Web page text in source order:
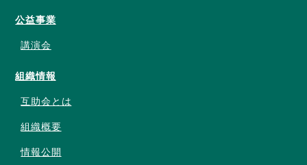
公益事業
講演会
組織情報
互助会とは
組織概要
情報公開